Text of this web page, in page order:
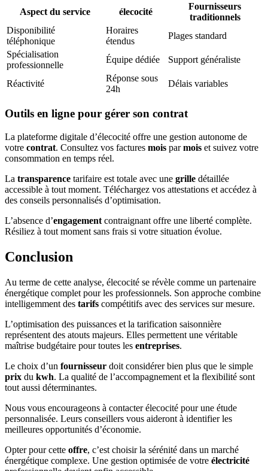
Aspect du service élecocité
Fournisseurs
traditionnels
Disponibilité
téléphonique
Horaires
étendus
Plages standard
Spécialisation
professionnelle
Équipe dédiée Support généraliste
Réactivité
Réponse sous
24h
Délais variables
Outils en ligne pour gérer son contrat
La plateforme digitale d’élecocité offre une gestion autonome de
votre contrat. Consultez vos factures mois parmois et suivez votre
consommation en temps réel.
La transparence tarifaire est totale avec une grille détaillée
accessible à tout moment. Téléchargez vos attestations et accédez à
des conseils personnalisés d’optimisation.
L’absence d’engagement contraignant offre une liberté complète.
Résiliez à tout moment sans frais si votre situation évolue.
Conclusion
Au terme de cette analyse, élecocité se révèle comme un partenaire
énergétique complet pour les professionnels. Son approche combine
intelligemment des tarifs compétitifs avec des services sur mesure.
L’optimisation des puissances et la tarification saisonnière
représentent des atouts majeurs. Elles permettent une véritable
maîtrise budgétaire pour toutes les entreprises.
Le choix d’un fournisseur doit considérer bien plus que le simple
prix du kwh. La qualité de l’accompagnement et la flexibilité sont
tout aussi déterminantes.
Nous vous encourageons à contacter élecocité pour une étude
personnalisée. Leurs conseillers vous aideront à identifier les
meilleures opportunités d’économie.
Opter pour cette offre, c’est choisir la sérénité dans un marché
énergétique complexe. Une gestion optimisée de votre électricité